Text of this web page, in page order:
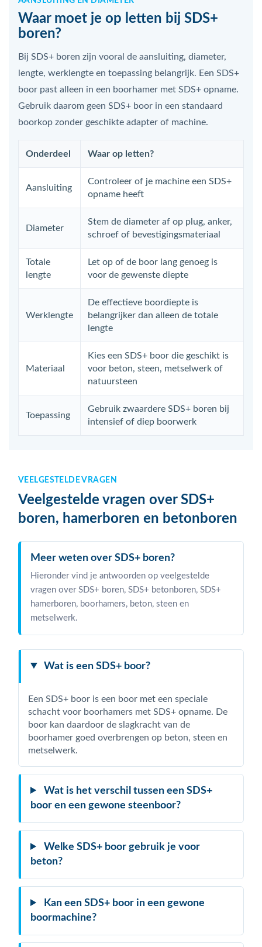
Waar moet je op letten bij SDS+
boren?
Bij SDS+ boren zijn vooral de aansluiting, diameter,
lengte, werklengte en toepassing belangrijk. Een SDS+
boor past alleen in een boorhamer met SDS+ opname.
Gebruik daarom geen SDS+ boor in een standaard
boorkop zonder geschikte adapter of machine.
Onderdeel Waar op letten?
Aansluiting
Controleer of je machine een SDS+
opname heeft
Diameter
Stem de diameter af op plug, anker,
schroef of bevestigingsmateriaal
Totale
lengte
Let op of de boor lang genoeg is
voor de gewenste diepte
Werklengte
De effectieve boordiepte is
belangrijker dan alleen de totale
lengte
Materiaal
Kies een SDS+ boor die geschikt is
voor beton, steen, metselwerk of
natuursteen
Toepassing
Gebruik zwaardere SDS+ boren bij
intensief of diep boorwerk
VEELGESTELDE VRAGEN
Veelgestelde vragen over SDS+
boren, hamerboren en betonboren
Meer weten over SDS+ boren?
Hieronder vind je antwoorden op veelgestelde
vragen over SDS+ boren, SDS+ betonboren, SDS+
hamerboren, boorhamers, beton, steen en
metselwerk.
Wat is een SDS+ boor?
Een SDS+ boor is een boor met een speciale
schacht voor boorhamers met SDS+ opname. De
boor kan daardoor de slagkracht van de
boorhamer goed overbrengen op beton, steen en
metselwerk.
Wat is het verschil tussen een SDS+
boor en een gewone steenboor?
Welke SDS+ boor gebruik je voor
beton?
Kan een SDS+ boor in een gewone
boormachine?